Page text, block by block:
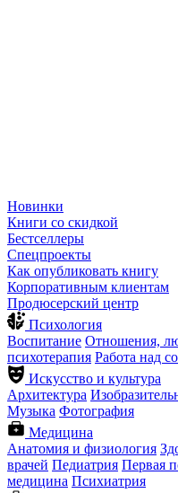
Новинки
Книги со скидкой
Бестселлеры
Спецпроекты
Как опубликовать книгу
Корпоративным клиентам
Продюсерский центр
Психология
Воспитание Отношения,
психотерапия Работа над
Искусство и культура
Архитектура
Музыка Фотография
Медицина
Анатомия и физиология
врачей Педиатрия Первая
медицина Психиатрия